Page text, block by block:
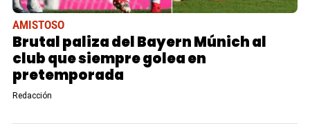
AMISTOSO
Brutal paliza del Bayern Múnich al
club que siempre golea en
pretemporada
Redacción